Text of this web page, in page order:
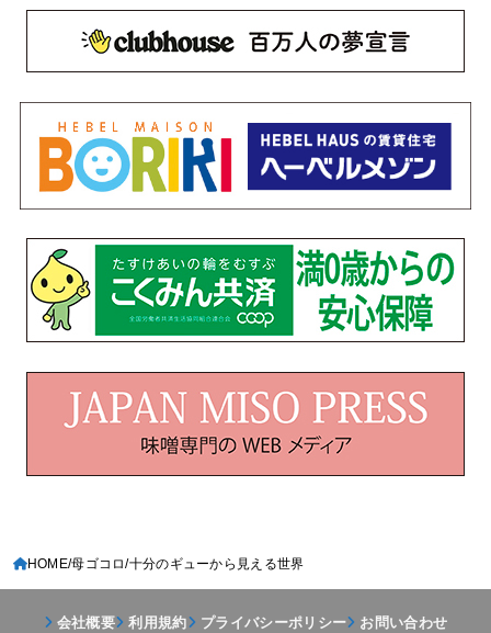
HOME 母ゴコロ 十分のギューから見える世界
会社概要 利用規約 プライバシーポリシー お問い合わせ